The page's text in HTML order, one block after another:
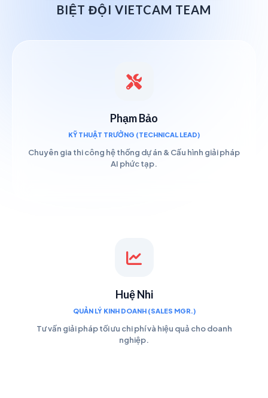
BIỆT ĐỘI VIETCAM TEAM
Phạm Bảo
KỸ THUẬT TRƯỞNG (TECHNICAL LEAD)
Chuyên gia thi công hệ thống dự án & Cấu hình giải pháp
AI phức tạp.
Huệ Nhi
QUẢN LÝ KINH DOANH (SALES MGR.)
Tư vấn giải pháp tối ưu chi phí và hiệu quả cho doanh
nghiệp.